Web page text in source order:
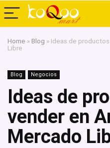
Home » Blog » Ideas de
Libre
Blog Negocios
Ideas de
vender en
Mercado